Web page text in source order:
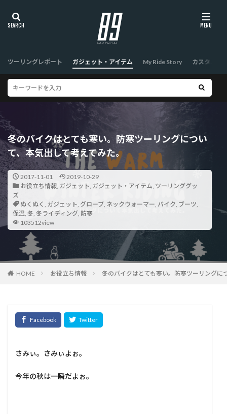
ツーリングレポート ガジェット・アイテム My Ride Story カスタム
冬のバイクはとても寒い。防寒ツーリングについ
て、本気出して考えてみた。
2017-11-01
2019-10-29
お役立ち情報, ガジェット, ガジェット・アイテム, ツーリンググッ
ズ
ぬくぬく , ガジェット, グローブ, ネックウォーマー, バイク, ブーツ,
保温, 冬, 冬ライディング, 防寒
103512view
HOME お役立ち情報 冬のバイクはとても寒い。防寒ツーリングに
さみぃ。さみぃよぉ。
今年の秋は一瞬だよぉ。